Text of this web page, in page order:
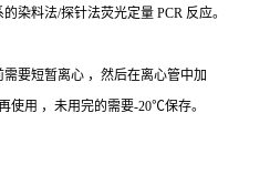
染料法/探针法荧光定量 PCR 反应。
要短暂离心 ，然后在离心管中加
使用 ，未用完的需要-20℃保存。